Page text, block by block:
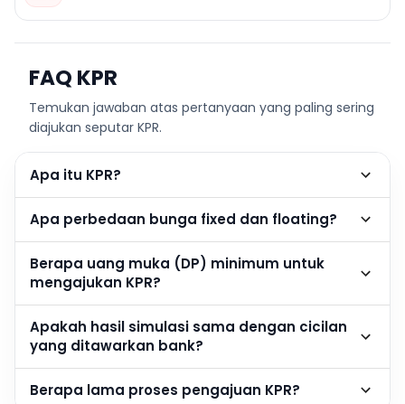
FAQ KPR
Temukan jawaban atas pertanyaan yang paling sering
diajukan seputar KPR.
Apa itu KPR?
Apa perbedaan bunga fixed dan floating?
Berapa uang muka (DP) minimum untuk
mengajukan KPR?
Apakah hasil simulasi sama dengan cicilan
yang ditawarkan bank?
Berapa lama proses pengajuan KPR?